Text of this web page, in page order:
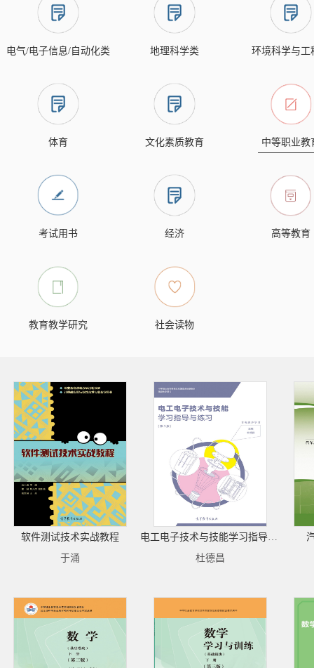
电气/电子信息/自动化类 地理科学类 环境科学与工
体育 文化素质教育 中等职业教
考试用书 经济 高等教育
教育教学研究 社会读物
软件测试技术实战教程
于涌
电工电子技术与技能学习指导与练习（第3版）
杜德昌